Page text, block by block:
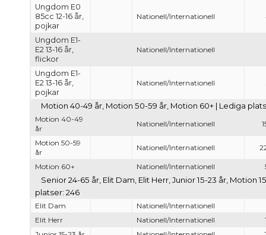
Ungdom E0
85cc 12-16 år,
pojkar
Nationell/Internationell
Ungdom E1-
E2 13-16 år,
flickor
Nationell/Internationell
Ungdom E1-
E2 13-16 år,
pojkar
Nationell/Internationell
Motion 40-49 år, Motion 50-59 år, Motion 60+ | Lediga
Motion 40-49
år
Nationell/Internationell
Motion 50-59
år
Nationell/Internationell
Motion 60+ Nationell/Internationell
Senior 24-65 år, Elit Dam, Elit Herr, Junior 15-23 år, Motion
platser: 246
Elit Dam
Nationell/Internationell
Elit Herr
Nationell/Internationell